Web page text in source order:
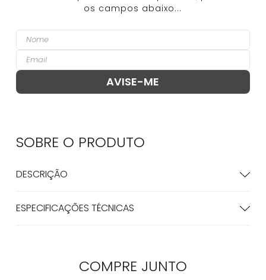
SOBRE O PRODUTO
DESCRIÇÃO
ESPECIFICAÇÕES TÉCNICAS
COMPRE JUNTO